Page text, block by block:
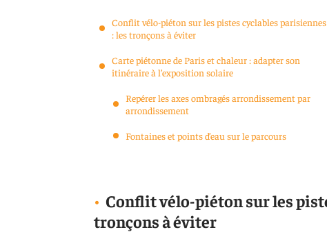
Conflit vélo-piéton sur les pistes cyclables parisiennes
: les tronçons à éviter
Carte piétonne de Paris et chaleur : adapter son
itinéraire à l’exposition solaire
Repérer les axes ombragés arrondissement par
arrondissement
Fontaines et points d’eau sur le parcours
Conflit vélo-piéton sur les
tronçons à éviter